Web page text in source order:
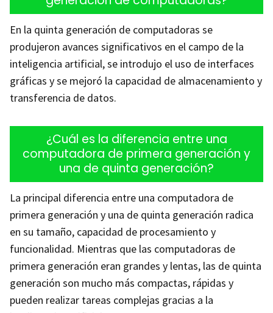
En la quinta generación de computadoras se
produjeron avances significativos en el campo de la
inteligencia artificial, se introdujo el uso de interfaces
gráficas y se mejoró la capacidad de almacenamiento y
transferencia de datos.
¿Cuál es la diferencia entre una
computadora de primera generación y
una de quinta generación?
La principal diferencia entre una computadora de
primera generación y una de quinta generación radica
en su tamaño, capacidad de procesamiento y
funcionalidad. Mientras que las computadoras de
primera generación eran grandes y lentas, las de quinta
generación son mucho más compactas, rápidas y
pueden realizar tareas complejas gracias a la